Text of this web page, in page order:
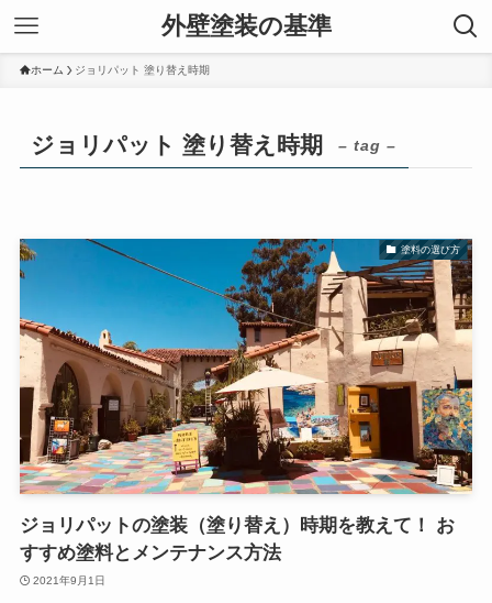
外壁塗装の基準
ホーム ジョリパット 塗り替え時期
ジョリパット 塗り替え時期 – tag –
塗料の選び方
ジョリパットの塗装（塗り替え）時期を教えて！ お
すすめ塗料とメンテナンス方法
2021年9月1日